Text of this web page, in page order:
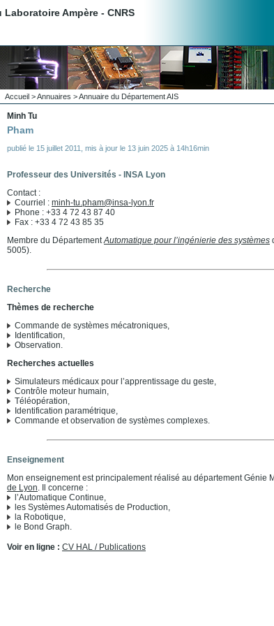
Ampère - CNRS
Accueil >Annuaires >Annuaire du Département AIS
Minh Tu
Pham
publié le 15 juillet 2011 mis à jour le 13 juin 2025 à 14h16min
Professeur des Universités - INSA Lyon
Contact :
Courriel : minh-tu.pham@insa-lyon.fr
Phone : +33 4 72 43 87 40
Fax : +33 4 72 43 85 35
Membre du DépartementAutomatique pour l’ingénierie des systèmes
5005).
Recherche
Thèmes de recherche
Commande de systèmes mécatroniques,
Identification,
Observation.
Recherches actuelles
Simulateurs médicaux pour l’apprentissage du geste,
Contrôle moteur humain,
Téléopération,
Identification paramétrique,
Commande et observation de systèmes complexes.
Enseignement
Mon enseignement est principalement réalisé au département Génie
de Lyon. Il concerne :
l’Automatique Continue,
les Systèmes Automatisés de Production,
la Robotique,
le Bond Graph.
Voir en ligne : CV HAL / Publications